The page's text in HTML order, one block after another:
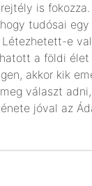
is
tudósai egy
e
a földi élet
akkor kik
választ
jóval az